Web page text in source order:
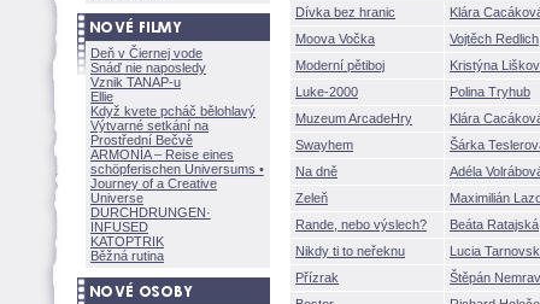
Deň v Čiernej vode
Snáď nie naposledy
Vznik TANAP-u
Ellie
Když kvete pcháč bělohlavý
Výtvarné setkání na
Prostřední Bečvě
ARMONÍA – Reise eines
schöpferischen Universums •
Journey of a Creative
Universe
DURCHDRUNGEN·
INFUSED
KATOPTRIK
Běžná rutina
Dívka bez hranic
Klára
Moova Vočka
Vojtěch Redlich
Moderní pětiboj
Kristýna
Luke-2000
Polina Tryhub
Muzeum ArcadeHry
Klára
Swayhem
rka
Na dně
Adéla
Zeleň
Maximilián
Rande, nebo výslech?
Beáta Ratajsk
Nikdy ti to neřeknu
Lucia
Přízrak
těpán